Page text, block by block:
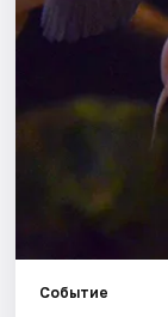
Событие